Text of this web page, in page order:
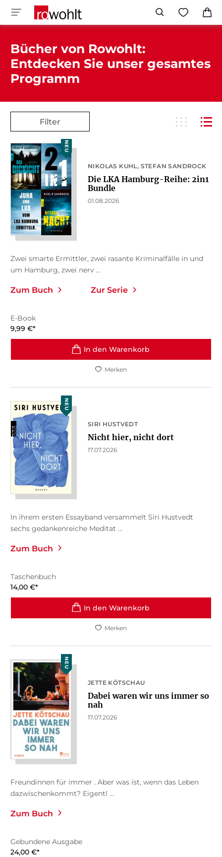
Bücher von Rowohlt:
Entdecken Sie unser gesamtes
Programm
Filter
NEU
NIKOLAS KUHL STEFAN SANDROCK
Die LKA Hamburg-Reihe: 2in1
Bundle
01.08.2026
Zwei smarte Ermittler, zwei rasante Kriminalfälle in und
um Hamburg, zwei nerv ...
Zum Buch Zur Serie
E-Book
9,99 €*
In den Warenkorb
Merken
NEU
SIRI HUSTVEDT
Nicht hier, nicht dort
17.07.2026
In ihrem ersten Essayband versammelt Siri Hustvedt
sechs gedankenreiche Meditat ...
Zum Buch
Taschenbuch
14,00 €*
In den Warenkorb
Merken
NEU
JETTE KÖTSCHAU
Dabei waren wir uns immer so
nah
17.07.2026
Freundinnen für immer . Aber was ist, wenn das Leben
dazwischenkommt? Eigentl ...
Zum Buch
Gebundene Ausgabe
24,00 €*